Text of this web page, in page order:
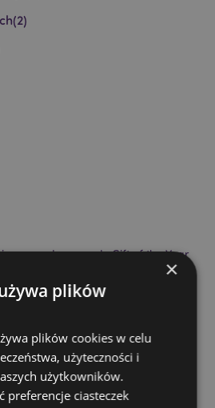
(2)
do nagrody Gift of the Year
Homexpo Puckator w Paryżu –
sprzedaż dzięki gamie produktów
Puckator – w sam raz na premierę
×
plików
plików cookies w celu
użyteczności i
użytkowników.
preferencje ciasteczek